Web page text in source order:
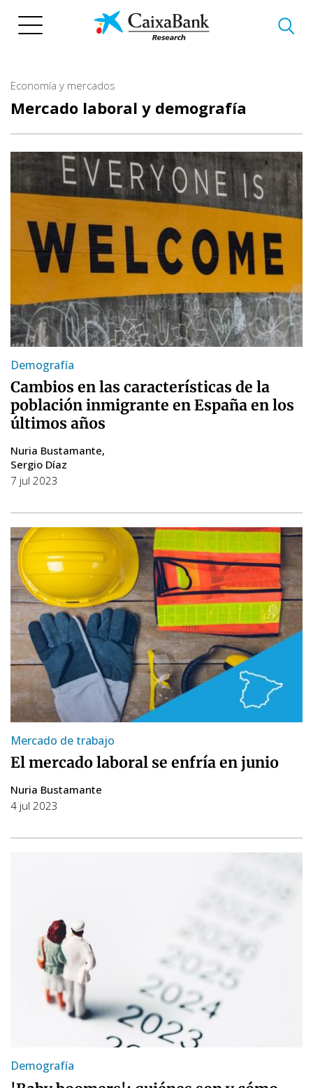
Economía y mercados
Mercado laboral y demografía
Demografía
Cambios en las características de la
población inmigrante en España en los
últimos años
Nuria Bustamante
Sergio Díaz
7 jul 2023
Mercado de trabajo
El mercado laboral se enfría en junio
Nuria Bustamante
4 jul 2023
Demografía